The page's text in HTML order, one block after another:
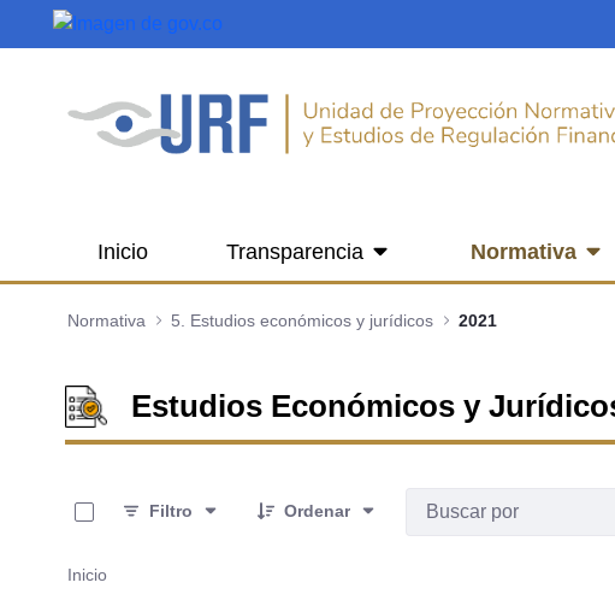
Saltar al contenido principal
Inicio Transparencia Normativa
Normativa 5. Estudios económicos y jurídicos 2021
Estudios Económicos y
Filtro
Ordenar
Inicio